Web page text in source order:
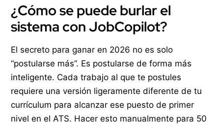
¿Cómo se puede burlar el
sistema con JobCopilot?
El secreto para ganar en 2026 no es solo
“postularse más”. Es postularse de forma más
inteligente. Cada trabajo al que te postules
requiere una versión ligeramente diferente de tu
currículum para alcanzar ese puesto de primer
nivel en el ATS. Hacer esto manualmente para 50